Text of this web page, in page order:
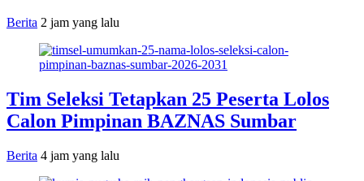
Berita 2 jam yang lalu
Tim Seleksi Tetapkan 25 Peserta Lolos
Calon Pimpinan BAZNAS Sumbar
Berita 4 jam yang lalu